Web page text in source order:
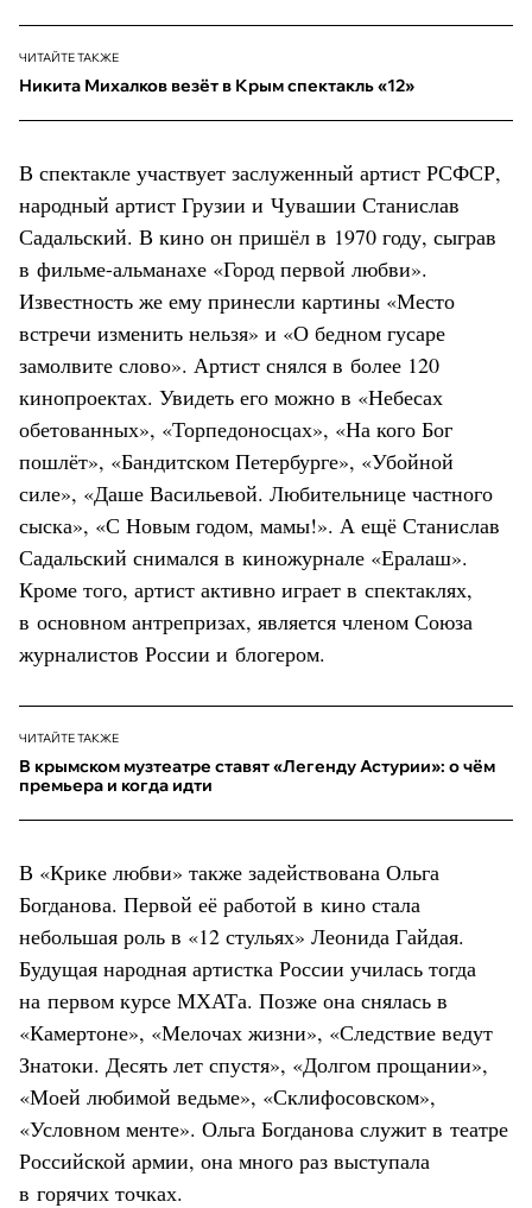
ЧИТАЙТЕ ТАКЖЕ
Никита Михалков везёт в Крым спектакль «12»
В спектакле участвует заслуженный артист РСФСР,
народный артист Грузии и Чувашии Станислав
Садальский. В кино он пришёл в 1970 году, сыграв
в фильме-альманахе «Город первой любви».
Известность же ему принесли картины «Место
встречи изменить нельзя» и «О бедном гусаре
замолвите слово». Артист снялся в более 120
кинопроектах. Увидеть его можно в «Небесах
обетованных», «Торпедоносцах», «На кого Бог
пошлёт», «Бандитском Петербурге», «Убойной
силе», «Даше Васильевой. Любительнице частного
сыска», «С Новым годом, мамы!». А ещё Станислав
Садальский снимался в киножурнале «Ералаш».
Кроме того, артист активно играет в спектаклях,
в основном антрепризах, является членом Союза
журналистов России и блогером.
ЧИТАЙТЕ ТАКЖЕ
В крымском музтеатре ставят «Легенду Астурии»: о чём
премьера и когда идти
В «Крике любви» также задействована Ольга
Богданова. Первой её работой в кино стала
небольшая роль в «12 стульях» Леонида Гайдая.
Будущая народная артистка России училась тогда
на первом курсе МХАТа. Позже она снялась в
«Камертоне», «Мелочах жизни», «Следствие ведут
Знатоки. Десять лет спустя», «Долгом прощании»,
«Моей любимой ведьме», «Склифосовском»,
«Условном менте». Ольга Богданова служит в театре
Российской армии, она много раз выступала
в горячих точках.